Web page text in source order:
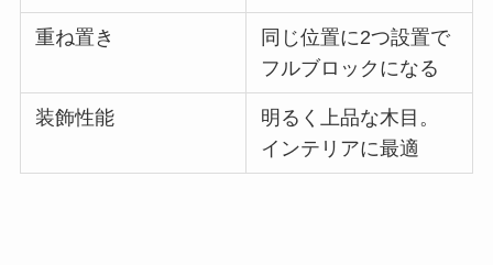
重ね置き
同じ位置に2つ設置で
フルブロックになる
装飾性能
明るく上品な木目。
インテリアに最適